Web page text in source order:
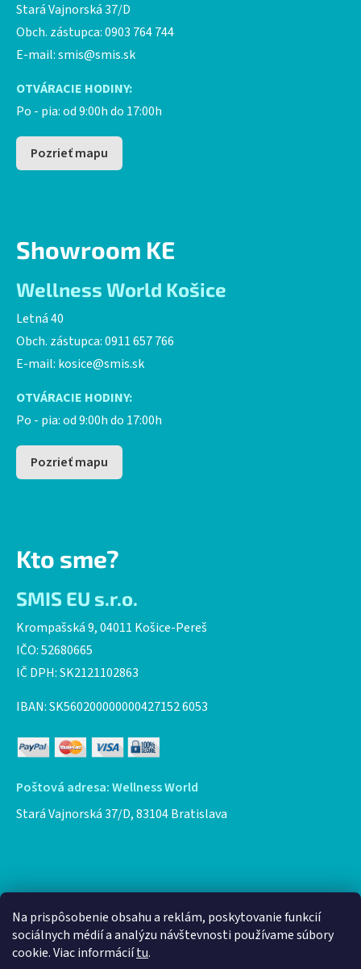
Na prispôsobenie obsahu a reklám, poskytovanie funkcií
sociálnych médií a analýzu návštevnosti používame súbory
cookie. Viac informáciítu.
Stará Vajnorská 37/D
Obch. zástupca: 0903 764 744
E-mail:smis@smis.sk
OTVÁRACIE HODINY:
Po - pia: od 9:00h do 17:00h
Pozrieť mapu
Showroom KE
Wellness World Košice
Letná 40
Obch. zástupca: 0911 657 766
E-mail: kosice@smis.sk
OTVÁRACIE HODINY:
Po - pia: od 9:00h do 17:00h
Pozrieť mapu
Kto sme?
SMIS EU s.r.o.
Krompašská 9, 04011 Košice-Pereš
IČO: 52680665
IČ DPH: SK2121102863
IBAN: SK560200000000427152 6053
Poštová adresa: Wellness World
Stará Vajnorská 37/D, 83104 Bratislava
Facebook